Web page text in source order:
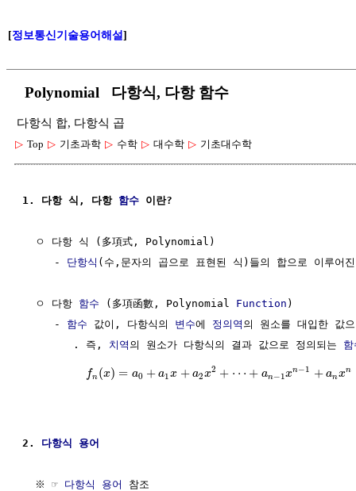
[정보통신기술용어해설]
Polynomial 다항식, 다항 함수
다항식 합, 다항식 곱
▷ Top ▷ 기초과학 ▷ 수학 ▷ 대수학 ▷ 기초대수학
1. 다항 식, 다항 함수 이란?
  ㅇ 다항 식 (多項式, Polynomial)
     -
단항식 (수,문자의 곱으로 표현된 식)들의 합으로 이루어
  ㅇ 다항
함수 (多項函數, Polynomial Function )
     -
함수 값이, 다항식의 변수에 정의역 의 원소를 대입한 값
        . 즉,
치역 의 원소가 다항식의 결과 값으로 정의되는 함
fn (x) = a0 + a1x + a2x2 + ⋯ + an−1xn−1 + anxn
2. 다항식 용어
  ※ ☞
다항식 용어
참조